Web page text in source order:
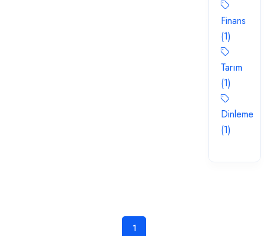
Finans
(1)
Tarım
(1)
Dinleme
(1)
1